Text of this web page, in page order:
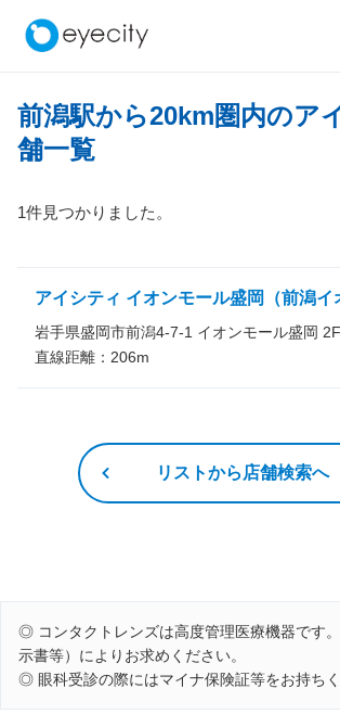
前潟駅から20km圏内のア
舗一覧
1件見つかりました。
アイシティ イオンモール盛岡（前潟イ
岩手県盛岡市前潟4-7-1 イオンモール盛岡 2F
直線距離： 206m
リストから店舗検索へ
◎ コンタクトレンズは高度管理医療機器です
示書等）によりお求めください。
◎ 眼科受診の際にはマイナ保険証等をお持ちく